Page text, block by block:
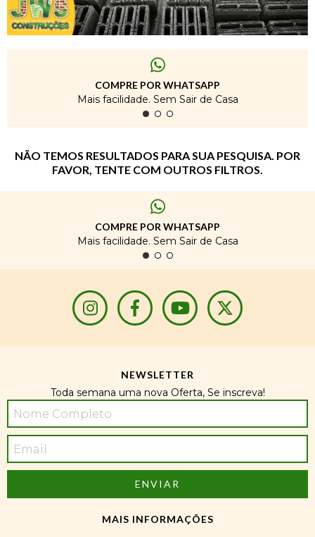
COMPRE POR WHATSAPP
Mais facilidade. Sem Sair de Casa
NÃO TEMOS RESULTADOS PARA SUA PESQUISA. POR
FAVOR, TENTE COM OUTROS FILTROS.
COMPRE POR WHATSAPP
Mais facilidade. Sem Sair de Casa
NEWSLETTER
Toda semana uma nova Oferta, Se inscreva!
MAIS INFORMAÇÕES